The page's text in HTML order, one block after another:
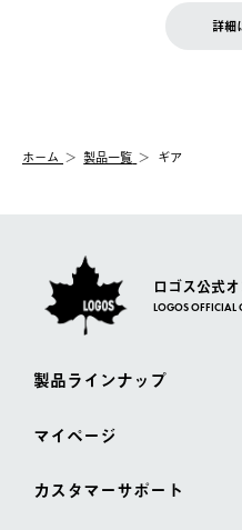
【配送業者】
佐川急便にて配送されます。
お客様都合の返品にかかる送
一度お手元の商品を返品いた
LOGOS FAMILY会員の方は詳細
ホーム 製品一覧 ギア
ロゴス公式
LOGOS OFFICIAL
製品ラインナップ
マイページ
カスタマーサポート